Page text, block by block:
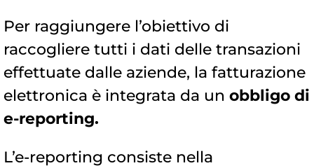
Per raggiungere l’obiettivo di
raccogliere tutti i dati delle transazioni
effettuate dalle aziende, la fatturazione
elettronica è integrata da un obbligo di
e-reporting.
L’e-reporting consiste nella